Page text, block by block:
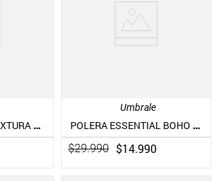
POLERA SUELTA TEXTURA WAFFLE LOOK DESTEÑIDO CON BOLSILLO
Umbrale
POLERA ESSENTIAL BOHO CHIC
$29.990 $14.990